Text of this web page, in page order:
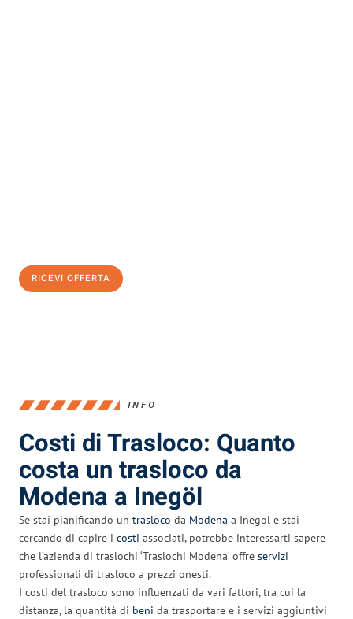
RICEVI OFFERTA
INFO
Costi di Trasloco: Quanto
costa un trasloco da
Modena a Inegöl
Se stai pianificando un trasloco da Modena a Inegöl e stai
cercando di capire i costi associati, potrebbe interessarti sapere
che l’azienda di traslochi ‘Traslochi Modena’ offre servizi
professionali di trasloco a prezzi onesti.
I costi del trasloco sono influenzati da vari fattori, tra cui la
distanza, la quantità di beni da trasportare e i servizi aggiuntivi